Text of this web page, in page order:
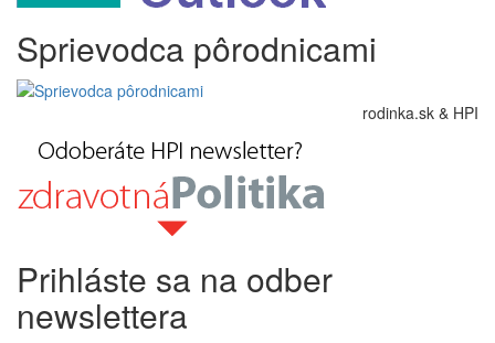
Sprievodca pôrodnicami
rodinka.sk & HPI
Prihláste sa na odber
newslettera